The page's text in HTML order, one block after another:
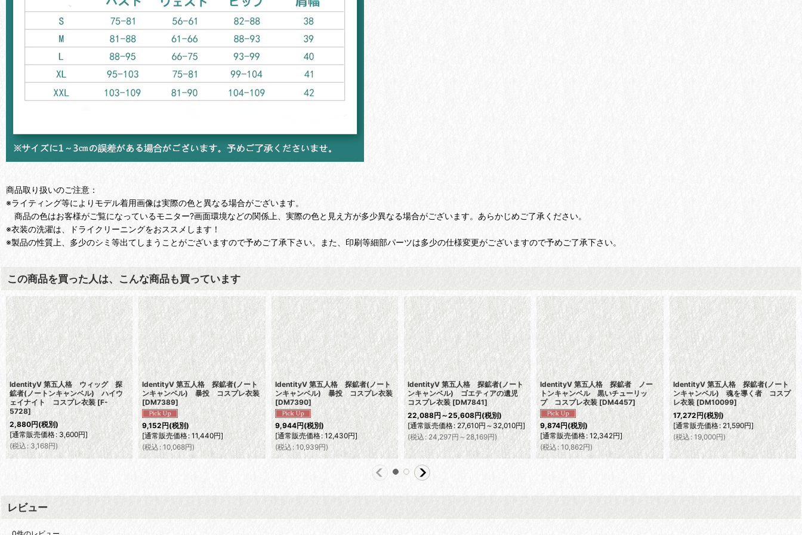
商品取り扱いのご注意：
※ライティング等によりモデル着用画像は実際の色と異なる場合がございます。
商品の色はお客様がご覧になっているモニター?画面環境などの関係上、実際の色と見え方が多少異なる場合がございます。あらかじめご了承ください。
※衣装の洗濯は、ドライクリーニングをおススメします！
※製品の性質上、多少のシミ等出てしまうことがございますので予めご了承下さい。また、印刷等細部パーツは多少の仕様変更がございますので予めご了承下さい。
この商品を買った人は、こんな商品も買っています
IdentityV 第五人格 ウィッグ 探
鉱者(ノートンキャンベル) ハイウ
ェイナイト コスプレ衣装 [F-
5728]
2,880円(税別)
[通常販売価格: 3,600円]
(税込 : 3,168円)
IdentityV 第五人格 探鉱者(ノート
ンキャンベル) 暴投 コスプレ衣装
[DM7389]
9,152円(税別)
[通常販売価格: 11,440円]
(税込 : 10,068円)
IdentityV 第五人格 探鉱者(ノート
ンキャンベル) 暴投 コスプレ衣装
[DM7390]
9,944円(税別)
[通常販売価格: 12,430円]
(税込: 10,939円)
IdentityV 第五人格 探鉱者(ノート
ンキャンベル) ゴエティアの遺児
コスプレ衣装 [DM7841]
22,088円～25,608円(税別)
[通常販売価格: 27,610円～32,010円]
(税込: 24,297円～28,169円)
IdentityV 第五人格 探鉱者 ノー
トンキャンベル 黒いチューリッ
プ コスプレ衣装 [DM4457]
9,874円(税別)
[通常販売価格: 12,342円]
(税込: 10,862円)
IdentityV 第五人格 探鉱者(ノート
ンキャンベル) 魂を導く者 コスプ
レ衣装 [DM10099]
17,272円(税別)
[通常販売価格: 21,590円]
(税込: 19,000円)
レビュー